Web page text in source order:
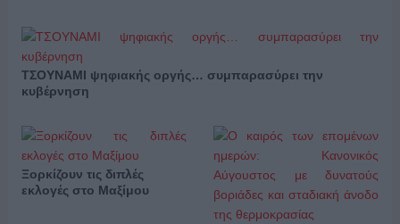
ΤΣΟΥΝΑΜΙ ψηφιακής οργής… συμπαρασύρει την
κυβέρνηση
Ξορκίζουν τις διπλές
εκλογές στο Μαξίμου